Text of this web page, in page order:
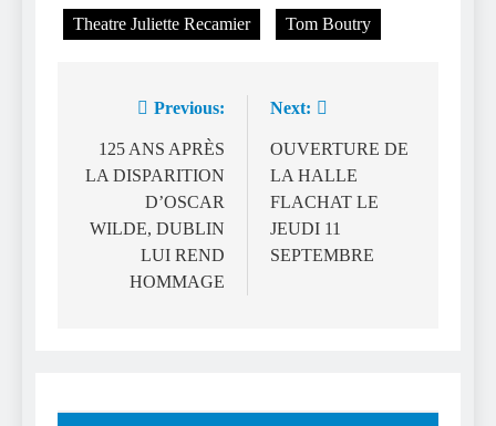
Theatre Juliette Recamier Tom Boutry
Navigation
de
l’article
Previous:
125 ANS APRÈS
LA DISPARITION
D’OSCAR
WILDE, DUBLIN
LUI REND
HOMMAGE
Next:
OUVERTURE DE
LA HALLE
FLACHAT LE
JEUDI 11
SEPTEMBRE